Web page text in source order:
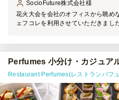
SocioFuture株式会社様
花火大会を会社のオフィスから眺め
ェフコレを利用させていただきまし
@1,600円のメニュー） 50名近い懇
んだので、今回シェフコレとして
ボリュームが多く、少し余ってしま
調整が必要ですが、もう少し少なめ
た。 （参加者に小学生以下のお子
Perfumes 小分け・カジュア
Restaurant Perfumes(レストランパフ